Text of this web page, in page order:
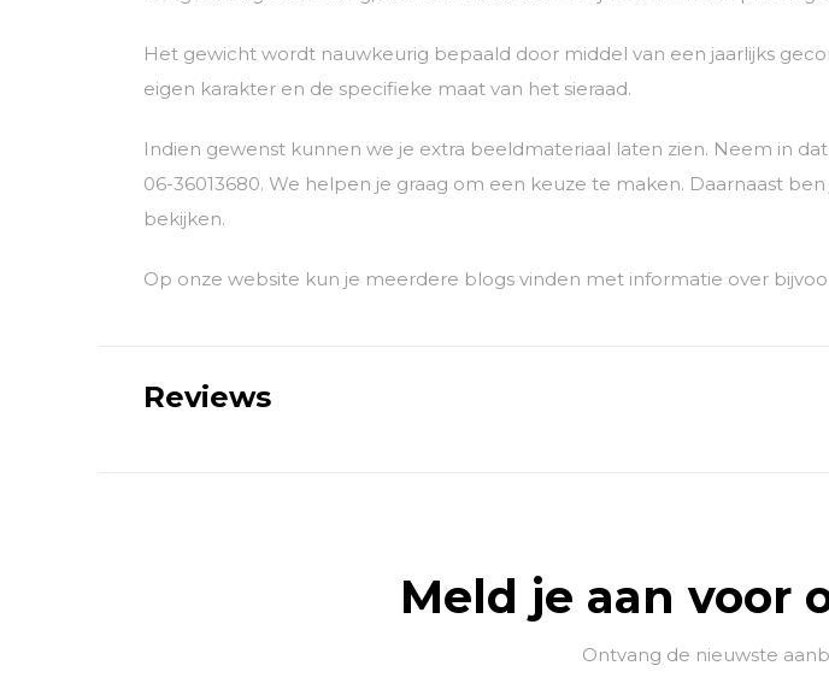
Het gewicht wordt nauwkeurig bepaald door middel van een jaarlijks
eigen karakter en de specifieke maat van het sieraad.
Indien gewenst kunnen we je extra beeldmateriaal laten zien. Neem in
06-36013680. We helpen je graag om een keuze te maken. Daarnaast
bekijken.
Op onze website kun je meerdere blogs vinden met informatie over
Reviews
Meld je aan voor
Ontvang de nieuwste